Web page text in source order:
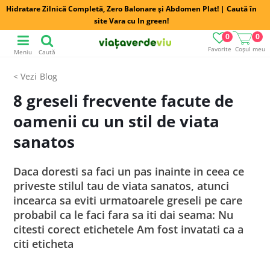
Hidratare Zilnică Completă, Zero Balonare și Abdomen Plat! | Caută în
site Vara cu In green!
Favorite
0
Coșul meu
0
Meniu Caută
Blog
8 greseli frecvente facute de
oamenii cu un stil de viata
sanatos
Daca doresti sa faci un pas inainte in ceea ce
priveste stilul tau de viata sanatos, atunci
incearca sa eviti urmatoarele greseli pe care
probabil ca le faci fara sa iti dai seama: Nu
citesti corect etichetele Am fost invatati ca a
citi eticheta